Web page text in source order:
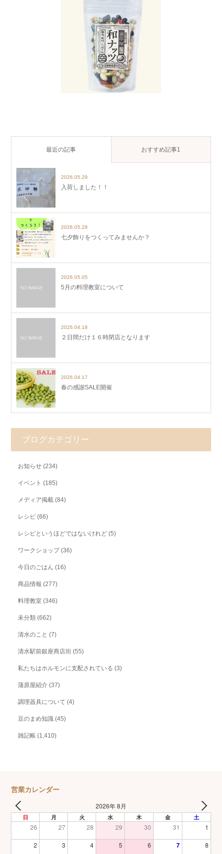
最近の記事 おすすめ記事1
2026.05.29
入荷しました！！
2026.05.28
七夕飾りをつくってみませんか？
2026.05.05
5月の料理教室について
2026.04.18
２日間だけ１６時閉店となります
2026.04.17
春の感謝SALE開催
ブログカテゴリー
お知らせ (234)
イベント (185)
メディア掲載 (84)
レシピ (66)
レシピというほどではないけれど (5)
ワークショップ(36)
今日のごはん (16)
商品情報 (277)
料理教室 (346)
未分類 (662)
清水のこと (7)
清水駅前銀座商店街 (55)
私たちはホルモンに支配されている (3)
蒲原屋紹介 (37)
調理器具について (4)
豆のまめ知識 (45)
雑記帳 (1,410)
営業カレンダー
2026年 8月
日 月 火 水 木 金 土
26 27 28 29 30 31 1
2 3 4 5 6 7 8